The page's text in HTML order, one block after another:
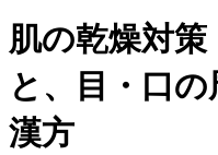
肌の乾燥対
と、目・口
漢方